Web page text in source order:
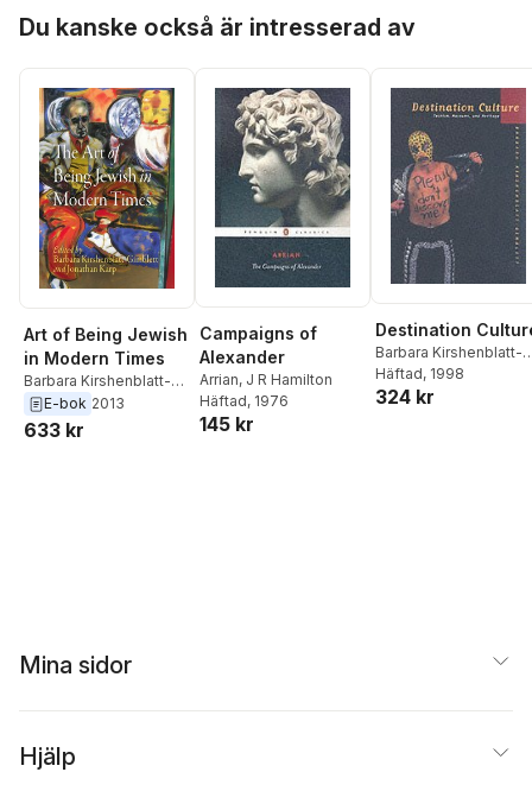
Du kanske också är intresserad av
Art of Being Jewish
in Modern Times
Barbara Kirshenblatt-
Gimblett, Jonathan Karp
E-bok 2013
633 kr
Campaigns of
Alexander
Arrian, J R Hamilton
Häftad, 1976
145 kr
Destination
Barbara Kirshenblatt-
Gimblett
Häftad, 1998
324 kr
Mina sidor
Hjälp